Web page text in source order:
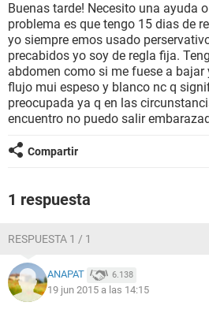
BIENESTAR
SEXUALIDAD
GLOSARIO
Buenas tarde! Necesito una ayuda
problema es que tengo 15 dias de
yo siempre emos usado
precabidos yo soy de regla fija.
abdomen como si me fuese a
flujo mui espeso y blanco nc q
preocupada ya q en las
encuentro no puedo salir
Compartir
1 respuesta
RESPUESTA 1 / 1
ANAPAT 6.138
19 jun 2015 a las 14:15